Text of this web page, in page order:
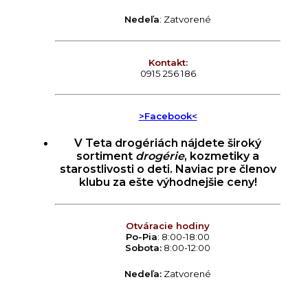
Nedeľa: Zatvorené
Kontakt:
0915 256 186
>Facebook<
V Teta drogériách nájdete široký
sortiment drogérie, kozmetiky a
starostlivosti o deti. Naviac pre členov
klubu za ešte výhodnejšie ceny!
Otváracie hodiny
Po-Pia: 8:00-18:00
Sobota: 8:00-12:00
Nedeľa: Zatvorené